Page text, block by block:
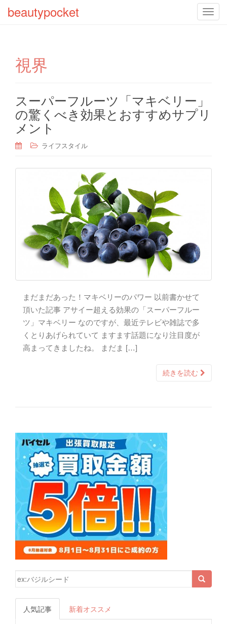
T
beautypocket
視界
スーパーフルーツ「マキベリー」
の驚くべき効果とおすすめサプリ
メント
ライフスタイル
まだまだあった！マキベリーのパワー 以前書かせて
頂いた記事 アサイー超える効果の「スーパーフルー
ツ」マキベリー なのですが、最近テレビや雑誌で多
くとりあげられていて ますます話題になり注目度が
高まってきましたね。 まだま […]
続きを読む
検索結果:
人気記事 新着オススメ